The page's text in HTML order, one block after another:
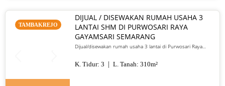
TAMBAKREJO
DIJUAL / DISEWAKAN RUMAH USAHA 3
LANTAI SHM DI PURWOSARI RAYA
GAYAMSARI SEMARANG
Dijual/disewakan rumah usaha 3 lantai di Purwosari Raya
utama. Jual 5,25 M / sewa 135 juta per tahun.
K. Tidur: 3 L. Tanah: 310m²